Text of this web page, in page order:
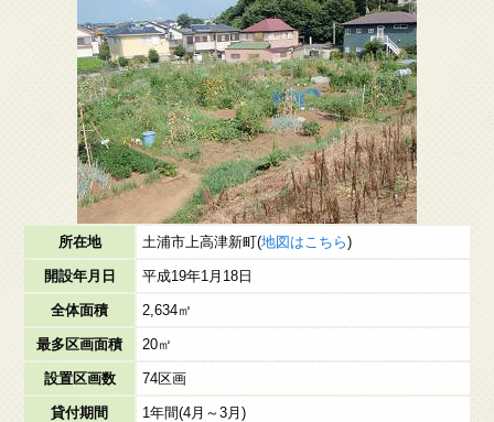
所在地 土浦市上高津新町(地図はこちら)
開設年月日 平成19年1月18日
全体面積 2,634㎡
最多区画面積 20㎡
設置区画数 74区画
貸付期間 1年間(4月～3月)